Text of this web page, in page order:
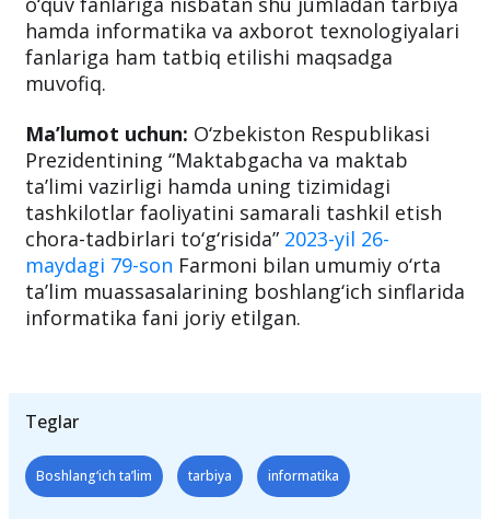
ta’lim bo‘yicha berilgan malaka toifasi ular
boshlang‘ich sinflarda dars beradigan barcha
o‘quv fanlariga nisbatan shu jumladan tarbiya
fanlariga ham tatbiq etilishi maqsadga
muvofiq.
Ma’lumot uchun:O‘zbekiston Respublikasi
Prezidentining “Maktabgacha va maktab
ta’limi vazirligi hamda uning tizimidagi
tashkilotlar faoliyatini samarali tashkil etish
chora-tadbirlari to‘g‘risida”2023-yil 26-
Teglar